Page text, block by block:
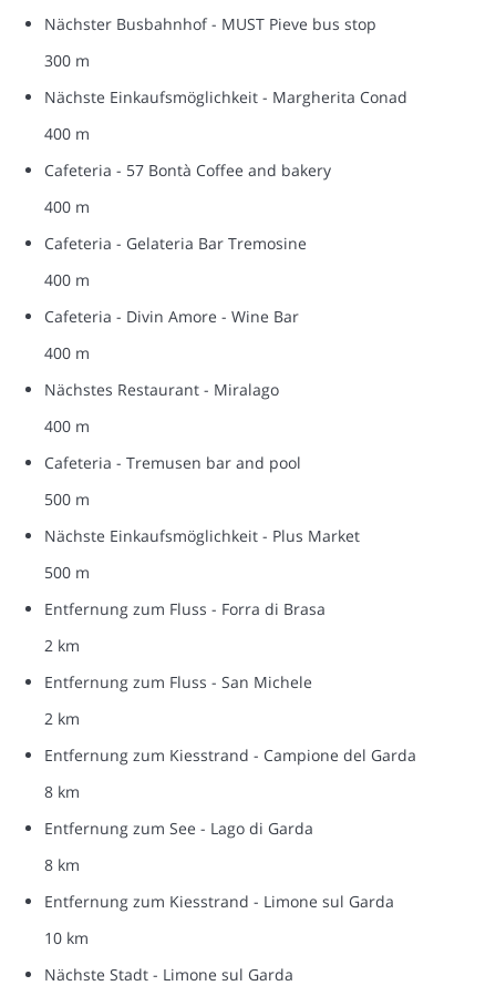
Nächster Busbahnhof - MUST Pieve bus stop
300 m
Nächste Einkaufsmöglichkeit - Margherita Conad
400 m
Cafeteria - 57 Bontà Coffee and bakery
400 m
Cafeteria - Gelateria Bar Tremosine
400 m
Cafeteria - Divin Amore - Wine Bar
400 m
Nächstes Restaurant - Miralago
400 m
Cafeteria - Tremusen bar and pool
500 m
Nächste Einkaufsmöglichkeit - Plus Market
500 m
Entfernung zum Fluss - Forra di Brasa
2 km
Entfernung zum Fluss - San Michele
2 km
Entfernung zum Kiesstrand - Campione del Garda
8 km
Entfernung zum See - Lago di Garda
8 km
Entfernung zum Kiesstrand - Limone sul Garda
10 km
Nächste Stadt - Limone sul Garda